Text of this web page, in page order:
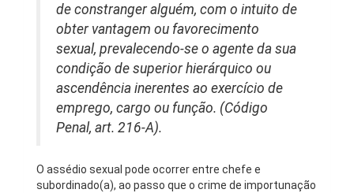
de constranger alguém, com o intuito de
obter vantagem ou favorecimento
sexual, prevalecendo-se o agente da sua
condição de superior hierárquico ou
ascendência inerentes ao exercício de
emprego, cargo ou função. (Código
Penal, art. 216-A).
O assédio sexual pode ocorrer entre chefe e
subordinado(a), ao passo que o crime de importunação